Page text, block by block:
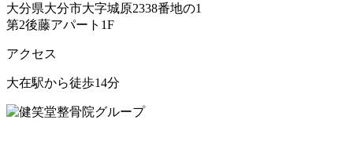
大分県大分市大字城原2338番地の1
第2後藤アパート1F
アクセス
大在駅から徒歩14分